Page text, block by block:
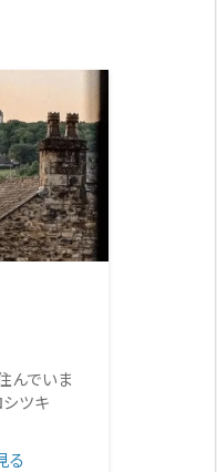
んでいま
ツキ
る